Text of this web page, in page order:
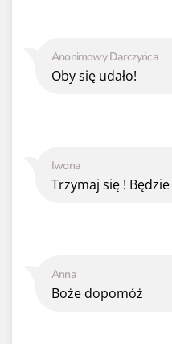
Anna
Boże dopomóż
Iwona
Trzymaj się !
Anonimowy Darczyńca
Oby się udało!